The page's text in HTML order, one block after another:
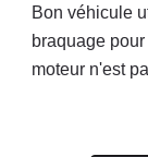
Bon véhicule
braquage
moteur n'est